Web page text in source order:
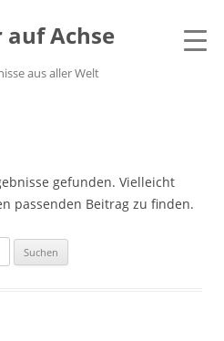
auf Achse
aus aller Welt
gefunden. Vielleicht
passenden Beitrag zu finden.